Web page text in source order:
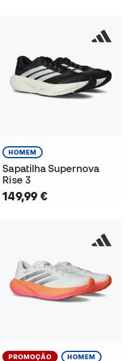
HOMEM
Sapatilha Supernova
Rise 3
149,99 €
PROMOÇÃO HOMEM